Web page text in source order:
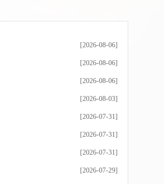
[2026-08-06]
[2026-08-06]
[2026-08-06]
[2026-08-03]
[2026-07-31]
[2026-07-31]
[2026-07-31]
[2026-07-29]